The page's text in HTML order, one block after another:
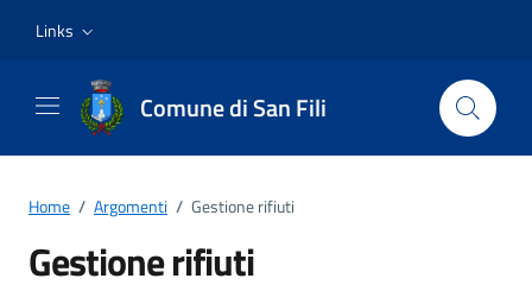
Links
Comune di San Fili
Home / Argomenti / Gestione rifiuti
Gestione rifiuti